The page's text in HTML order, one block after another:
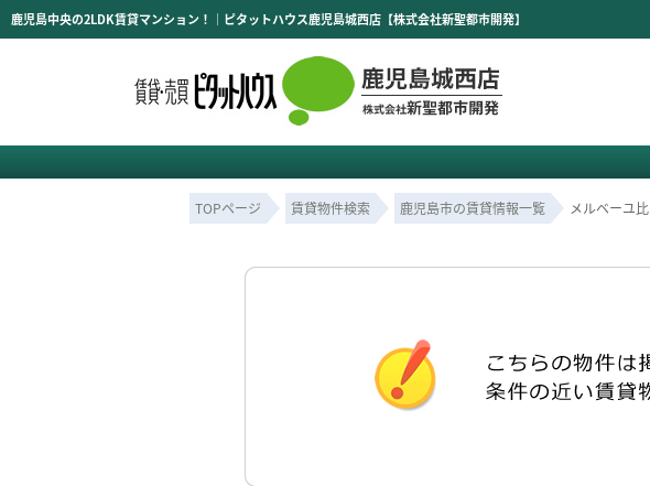
鹿児島中央の2LDK賃貸マンション！｜ピタットハウス鹿児島城西店【株式会社新聖都市開発】
TOPページ 賃貸物件検索 鹿児島市の賃貸情報一覧 メルベーユ